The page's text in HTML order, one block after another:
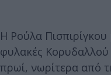
Η Ρούλα
φυλακές Κορυδαλλού
πρωί, νωρίτερα από